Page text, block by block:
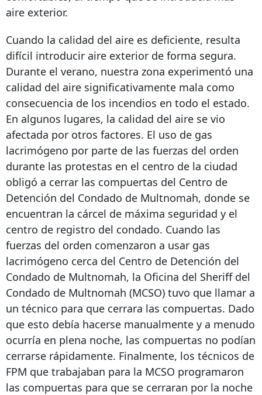
aire exterior.
Cuando la calidad del aire es deficiente, resulta
difícil introducir aire exterior de forma segura.
Durante el verano, nuestra zona experimentó una
calidad del aire significativamente mala como
consecuencia de los incendios en todo el estado.
En algunos lugares, la calidad del aire se vio
afectada por otros factores. El uso de gas
lacrimógeno por parte de las fuerzas del orden
durante las protestas en el centro de la ciudad
obligó a cerrar las compuertas del Centro de
Detención del Condado de Multnomah, donde se
encuentran la cárcel de máxima seguridad y el
centro de registro del condado. Cuando las
fuerzas del orden comenzaron a usar gas
lacrimógeno cerca del Centro de Detención del
Condado de Multnomah, la Oficina del Sheriff del
Condado de Multnomah (MCSO) tuvo que llamar a
un técnico para que cerrara las compuertas. Dado
que esto debía hacerse manualmente y a menudo
ocurría en plena noche, las compuertas no podían
cerrarse rápidamente. Finalmente, los técnicos de
FPM que trabajaban para la MCSO programaron
las compuertas para que se cerraran por la noche